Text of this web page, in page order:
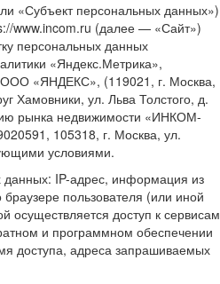
«Субъект персональных данных»)
www.incom.ru (далее — «Сайт»)
персональных данных
«Яндекс.Метрика»,
«ЯНДЕКС», (119021, г. Москва,
Хамовники, ул. Льва Толстого, д.
рынка недвижимости «ИНКОМ-
105318, г. Москва, ул.
условиями.
данных: IP-адрес, информация из
пользователя (или иной
осуществляется доступ к сервисам
и программном обеспечении
доступа, адреса запрашиваемых